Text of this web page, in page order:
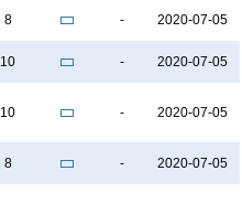
8 - 2020-07-05
10 - 2020-07-05
10 - 2020-07-05
8 - 2020-07-05